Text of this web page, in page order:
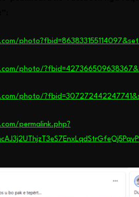
photo/
photo/
permalink.php?